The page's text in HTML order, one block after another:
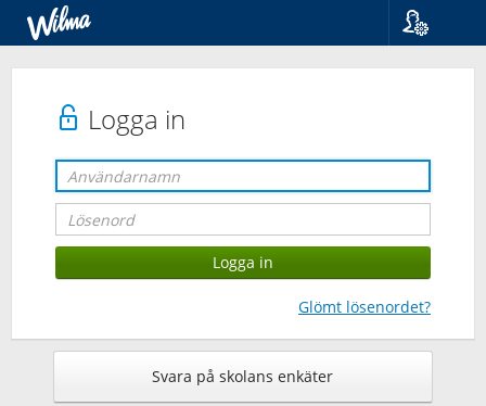
Logga in
Glömt lösenordet?
Svara på skolans enkäter